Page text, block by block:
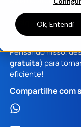
Ok, Entendi
acompanhar,
qualquer descuido
atendimento.
Pensando nisso,
gratuita) para
eficiente!
Compartilhe com